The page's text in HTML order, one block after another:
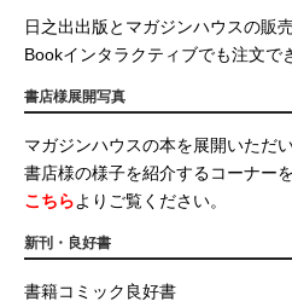
日之出出版とマガジンハウスの販
Bookインタラクティブでも注文で
書店様展開写真
マガジンハウスの本を展開いただい
書店様の様子を紹介するコーナー
こちらよりご覧ください。
新刊・良好書
書籍コミック良好書